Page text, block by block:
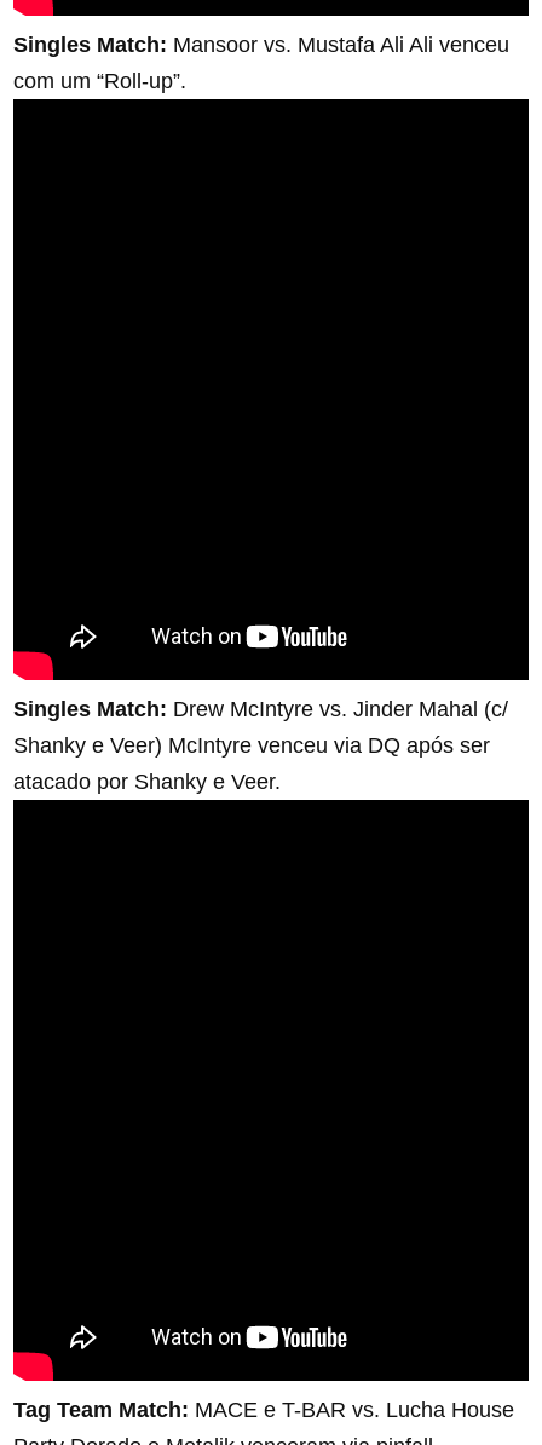
Singles Match: Mansoor vs. Mustafa Ali Ali venceu
com um “Roll-up”.
Singles Match: Drew McIntyre vs. Jinder Mahal (c/
Shanky e Veer) McIntyre venceu via DQ após ser
atacado por Shanky e Veer.
Tag Team Match: MACE e T-BAR vs. Lucha House